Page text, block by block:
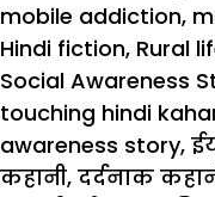
mobile addiction,
Hindi fiction, Rural
Social Awareness
touching hindi
awareness story,
कहानी, दर्दनाक